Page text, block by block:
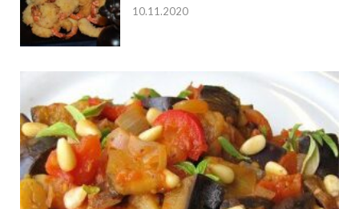
10.11.2020